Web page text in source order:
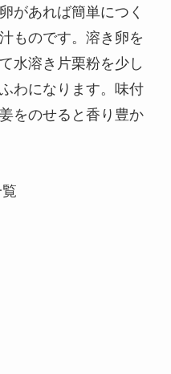
があれば簡単につく
ものです。溶き卵を
水溶き片栗粉を少し
わになります。味付
をのせると香り豊か